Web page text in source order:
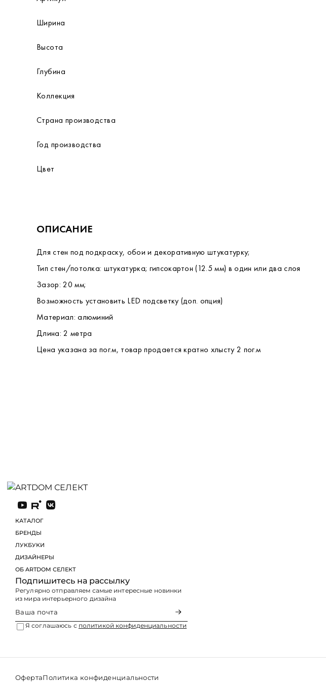
Ширина
Высота
Глубина
Коллекция
Страна производства
Год производства
Цвет
ОПИСАНИЕ
Для стен под подкраску, обои и декоративную штукатурку;
Тип стен/потолка: штукатурка; гипсокартон (12.5 мм) в один или два слоя
Зазор: 20 мм;
Возможность установить LED подсветку (доп. опция)
Материал: алюминий
Длина: 2 метра
Цена указана за пог.м, товар продается кратно хлысту 2 пог.м
КАТАЛОГ
БРЕНДЫ
ЛУКБУКИ
Подпишитесь на рассылку
Регулярно отправляем самые интересные новинки
Я соглашаюсь сполитикой конфиденциальности